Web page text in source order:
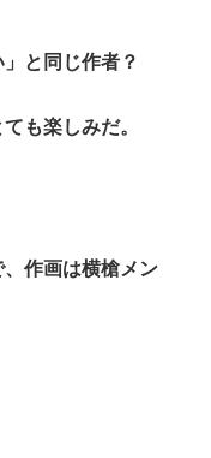
と同じ作者？
も楽しみだ。
作画は横槍メン